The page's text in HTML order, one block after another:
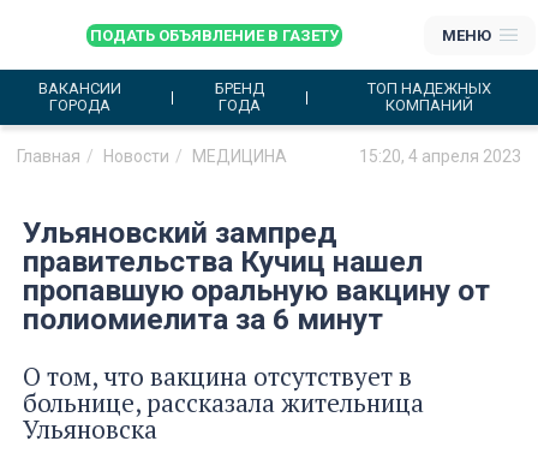
ПОДАТЬ ОБЪЯВЛЕНИЕ В ГАЗЕТУ МЕНЮ
ВАКАНСИИ
ГОРОДА
БРЕНД
ГОДА
ТОП НАДЕЖНЫХ
КОМПАНИЙ
Главная Новости МЕДИЦИНА 15:20, 4 апреля 2023
Ульяновский зампред
правительства Кучиц нашел
пропавшую оральную вакцину от
полиомиелита за 6 минут
О том, что вакцина отсутствует в
больнице, рассказала жительница
Ульяновска